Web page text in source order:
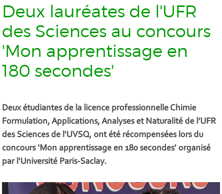
Deux lauréates de l'UFR
des Sciences au concours
'Mon apprentissage en
180 secondes'
Deux étudiantes de la licence professionnelle Chimie
Formulation, Applications, Analyses et Naturalité de l’UFR
des Sciences de l'UVSQ, ont été récompensées lors du
concours 'Mon apprentissage en 180 secondes' organisé
par l'Université Paris-Saclay.